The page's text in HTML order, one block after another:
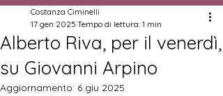
Alberto Riva, per il venerdì,
su Giovanni Arpino
Costanza Ciminelli
17 gen 2025 Tempo di lettura: 1 min
Aggiornamento: 6 giu 2025